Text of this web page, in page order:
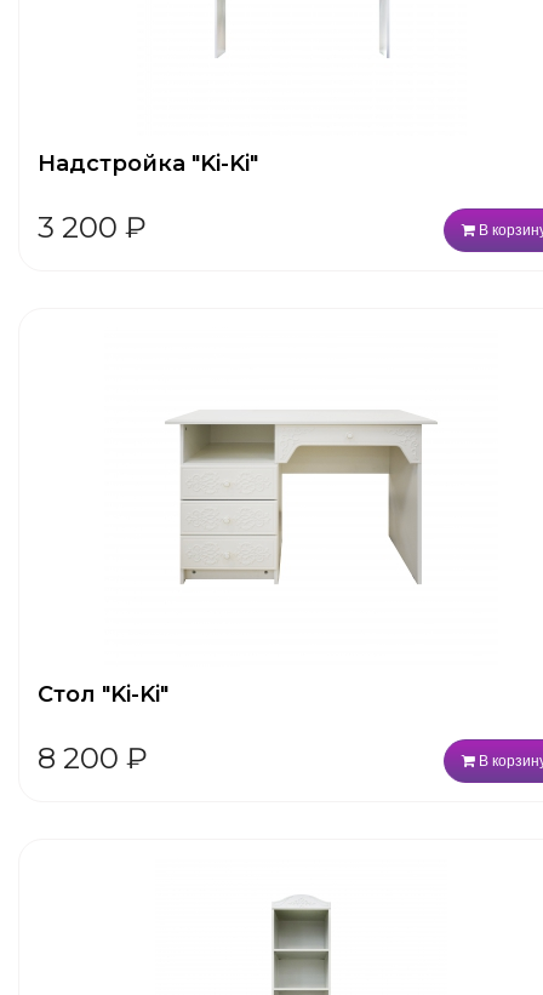
Надстройка "Ki-Ki"
3 200 ₽ В
Стол "Ki-Ki"
8 200 ₽ В